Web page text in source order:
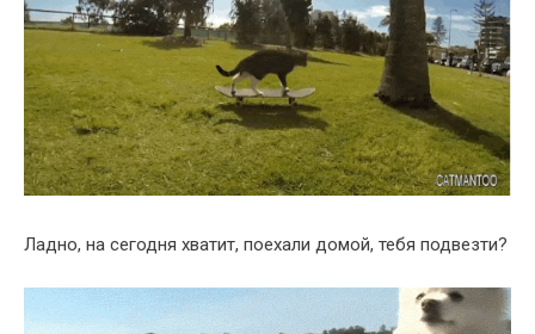
Ладно, на сегодня хватит, поехали домой, тебя подвезти?